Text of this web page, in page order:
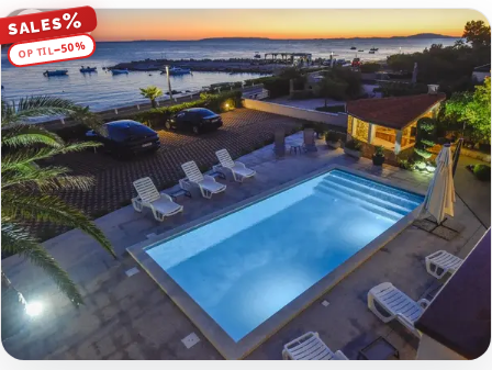
Vælg rejsedatoer…
GÆSTER
2 OK
SALES%
OP TIL−50%